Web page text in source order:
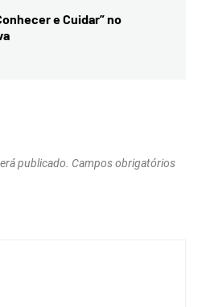
e Cuidar” no
publicado. Campos obrigatórios